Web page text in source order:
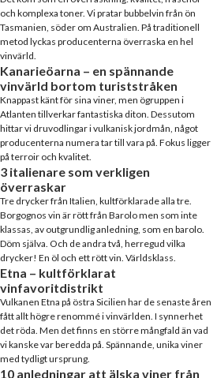
och komplexa toner. Vi pratar bubbelvin från ön
Tasmanien, söder om Australien. På traditionell
metod lyckas producenterna överraska en hel
vinvärld.
Kanarieöarna – en spännande
vinvärld bortom turiststråken
Knappast känt för sina viner, men ögruppen i
Atlanten tillverkar fantastiska diton. Dessutom
hittar vi druvodlingar i vulkanisk jordmån, något
producenterna numera tar till vara på. Fokus ligger
på terroir och kvalitet.
3 italienare som verkligen
överraskar
Tre drycker från Italien, kultförklarade alla tre.
Borgognos vin är rött från Barolo men som inte
klassas, av outgrundlig anledning, som en barolo.
Döm själva. Och de andra två, herregud vilka
drycker! En öl och ett rött vin. Världsklass.
Etna – kultförklarat
vinfavoritdistrikt
Vulkanen Etna på östra Sicilien har de senaste åren
fått allt högre renommé i vinvärlden. I synnerhet
det röda. Men det finns en större mångfald än vad
vi kanske var beredda på. Spännande, unika viner
med tydligt ursprung.
10 anledningar att älska viner från